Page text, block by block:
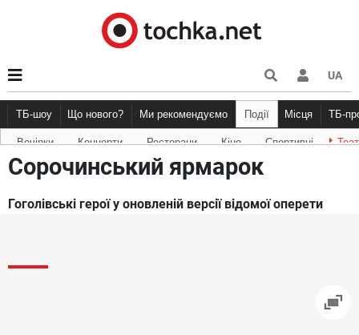
UA
ТБ-шоу Що нового?
Новини афіші Рецензії Куди піти Точка
Ми рекомендуємо Події Місця ТБ-
Вечірки Концерти Ресторани Кіно Спортивні
Сорочинський ярмарок
Гоголівські герої у оновленій версії відомої оперети